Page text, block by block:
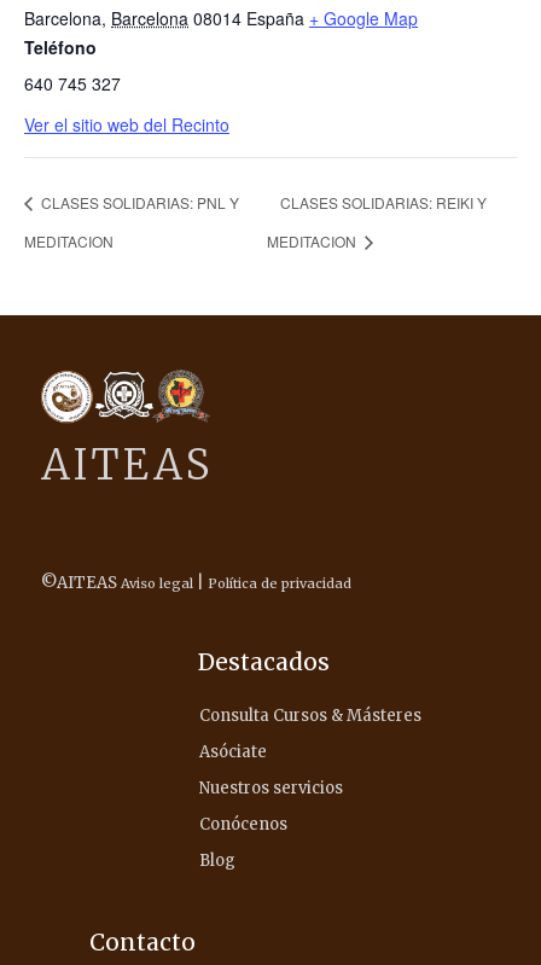
Barcelona, Barcelona 08014 España + Google Map
Teléfono
640 745 327
Ver el sitio web del Recinto
CLASES SOLIDARIAS: PNL Y
MEDITACION
CLASES SOLIDARIAS: REIKI Y
MEDITACION
AITEAS
©AITEAS Aviso legal| Política de privacidad
Destacados
Consulta Cursos & Másteres
Asóciate
Nuestros servicios
Conócenos
Blog
Contacto